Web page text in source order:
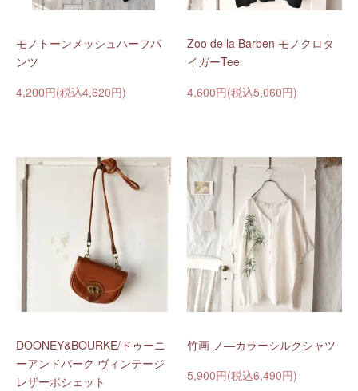
モノトーンメッシュハーフパ
ンツ
4,200円(税込4,620円)
Zoo de la Barben モノクロタ
イガーTee
4,600円(税込5,060円)
DOONEY&BOURKE/ドゥーニ
ーアンドバーク ヴィンテージ
レザーポシェット
竹画 ノ―カラーシルクシャツ
5,900円(税込6,490円)